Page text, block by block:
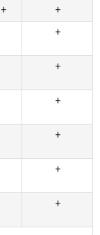
+
+
+
+
+
+
+
+